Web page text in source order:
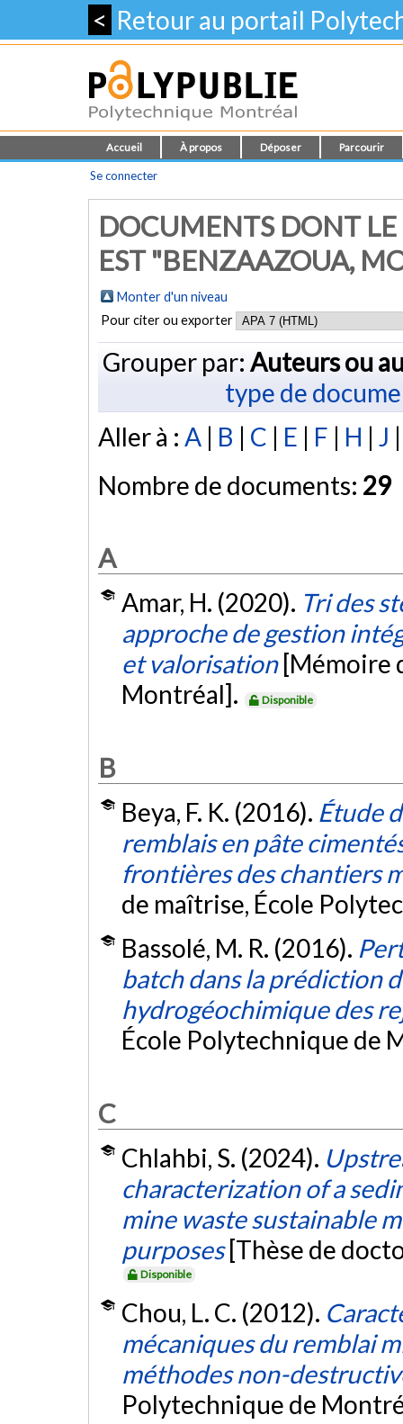
< Retour au portail
Accueil À propos Déposer Parcourir
Se connecter
DOCUMENTS DONT
EST "BENZAAZOUA,
Monter d'un niveau
Pour citer ou exporter
Grouper par: Auteurs ou
type de
Aller à : A | B | C | E | F | H | J
Nombre de documents: 29
A
Amar, H. (2020). Tri des
approche de gestion
et valorisation [Mémoire
Montréal].
Disponible
B
Beya, F. K. (2016). Étude
remblais en pâte
frontières des chantiers
de maîtrise, École
Bassolé, M. R. (2016).
batch dans la prédiction
hydrogéochimique des
École Polytechnique de
C
Chlahbi, S. (2024).
characterization of a
mine waste sustainable
purposes [Thèse de
Disponible
Chou, L. C. (2012).
mécaniques du remblai
méthodes non-
Polytechnique de